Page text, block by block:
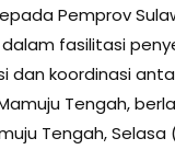
Pemprov
fasilitasi
dan koordinasi
Tengah,
Tengah, Selasa